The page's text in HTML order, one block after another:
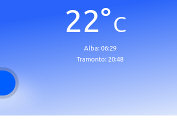
22°C
Alba:06:29
Tramonto: 20:48